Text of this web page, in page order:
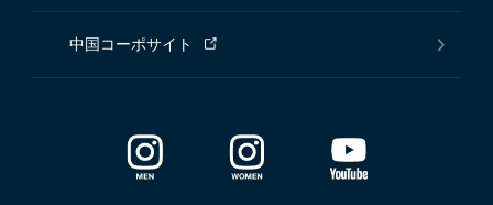
中国コーポサイト